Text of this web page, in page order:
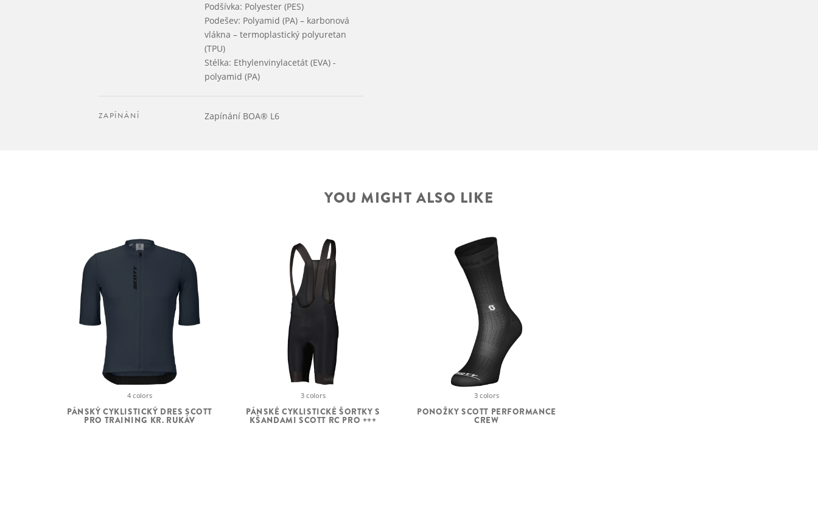
Podšívka: Polyester (PES)
Podešev: Polyamid (PA) – karbonová
vlákna – termoplastický polyuretan
(TPU)
Stélka: Ethylenvinylacetát (EVA) -
polyamid (PA)
ZAPÍNÁNÍ Zapínání BOA® L6
YOU MIGHT ALSO LIKE
4 colors
PÁNSKÝ CYKLISTICKÝ DRES SCOTT
PRO TRAINING KR. RUKÁV
3 colors
PÁNSKÉ CYKLISTICKÉ ŠORTKY S
KŠANDAMI SCOTT RC PRO +++
3 colors
PONOŽKY SCOTT PERFORMANCE
CREW